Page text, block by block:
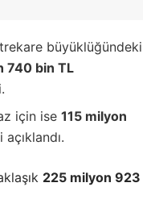
büyüklüğündeki
740 bin TL
için ise115 milyon
225 milyon 923